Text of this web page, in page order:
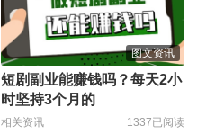
图文资讯
短剧副业能赚钱吗？每天2小
时坚持3个月的
相关资讯 1337已阅读